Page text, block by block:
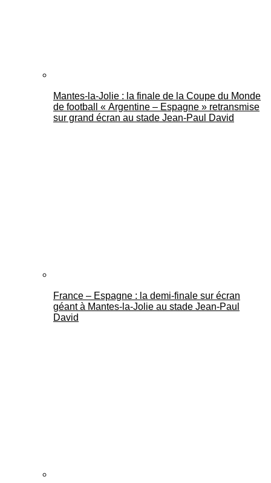
Mantes-la-Jolie : la finale de la Coupe du Monde
de football « Argentine – Espagne » retransmise
sur grand écran au stade Jean-Paul David
France – Espagne : la demi-finale sur écran
géant à Mantes-la-Jolie au stade Jean-Paul
David